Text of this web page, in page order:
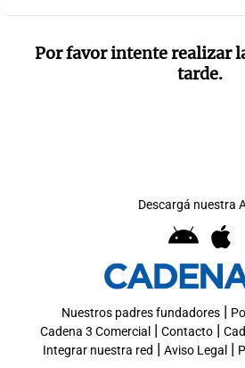
Por favor intente realizar
tarde.
Descargá nuestra
Nuestros padres fundadores|
Cadena 3 Comercial | Contacto|
Integrar nuestra red | Aviso Legal |